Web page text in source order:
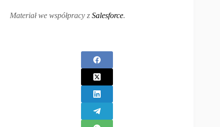
Materiał we współpracy z Salesforce.